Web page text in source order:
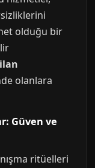
olduğu bir
olanlara
Güven ve
ritüelleri